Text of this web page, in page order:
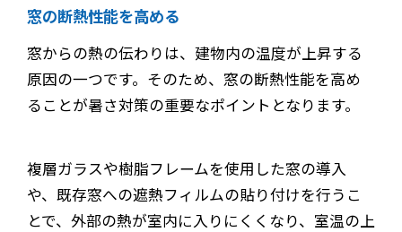
窓の断熱性能を高める
窓からの熱の伝わりは、建物内の温度が上昇する
原因の一つです。そのため、窓の断熱性能を高め
ることが暑さ対策の重要なポイントとなります。
複層ガラスや樹脂フレームを使用した窓の導入
や、既存窓への遮熱フィルムの貼り付けを行うこ
とで、外部の熱が室内に入りにくくなり、室温の上